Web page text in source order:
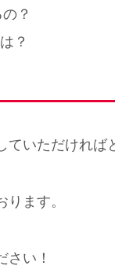
？
？
いただければ
ます。
さい！